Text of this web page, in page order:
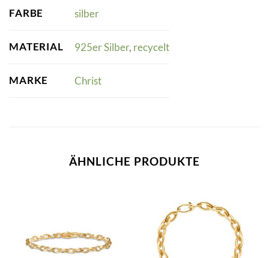
FARBE silber
MATERIAL 925er Silber, recycelt
MARKE Christ
ÄHNLICHE PRODUKTE